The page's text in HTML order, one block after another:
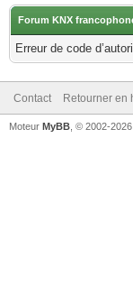
Forum KNX
Erreur de code
Contact Retourner en
Moteur MyBB , © 2002-2026